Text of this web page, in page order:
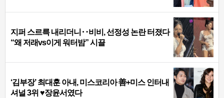
지퍼 스르륵 내리더니‥비비, 선정성 논란 터졌다
“왜 저래vs이게 워터밤” 시끌
‘김부장’ 최대훈 아내, 미스코리아 善+미스 인터내
셔널 3위 ♥장윤서였다